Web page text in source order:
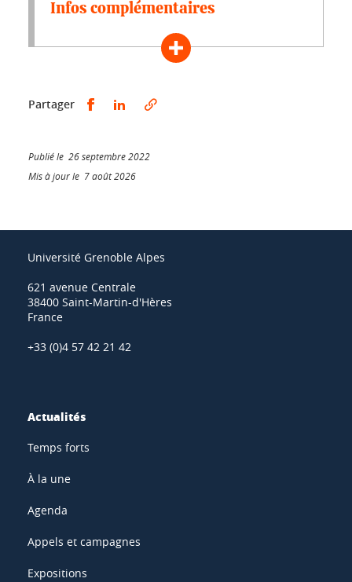
Infos complémentaires
Partager Partager sur Facebook
Partager sur LinkedIn
Publié le 26 septembre 2022
Mis à jour le 7 août 2026
Université Grenoble Alpes
621 avenue Centrale
38400 Saint-Martin-d'Hères
France
+33 (0)4 57 42 21 42
Actualités
Temps forts
À la une
Agenda
Appels et campagnes
Expositions